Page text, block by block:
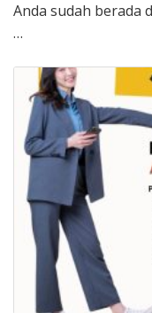
Anda sudah berada
…